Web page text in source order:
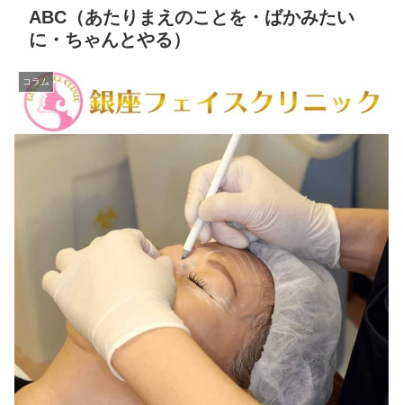
ABC（あたりまえのことを・ばかみたい
に・ちゃんとやる）
コラム